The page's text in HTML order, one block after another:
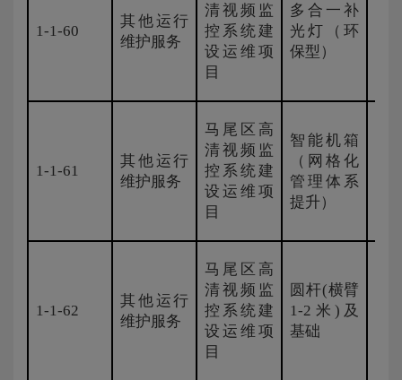
1-1-60
其他运行
维护服务
清视频监
控系统建
设运维项
目
多合一补
光灯（环
保型）
1-1-61
其他运行
维护服务
马尾区高
清视频监
控系统建
设运维项
目
智能机箱
（网格化
管理体系
提升）
1-1-62
其他运行
维护服务
马尾区高
清视频监
控系统建
设运维项
目
圆杆(横臂
1-2米)及
基础